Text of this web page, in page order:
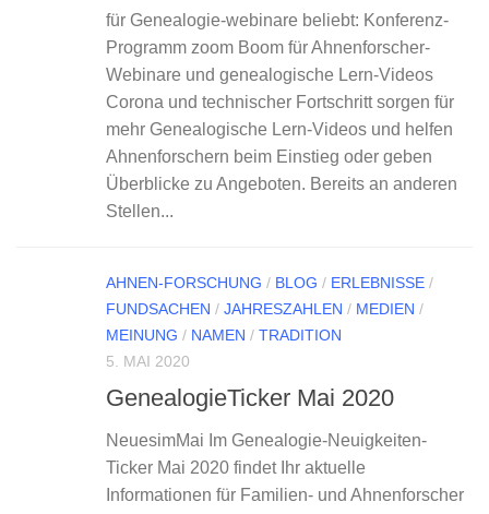
für Genealogie-webinare beliebt: Konferenz-
Programm zoom Boom für Ahnenforscher-
Webinare und genealogische Lern-Videos
Corona und technischer Fortschritt sorgen für
mehr Genealogische Lern-Videos und helfen
Ahnenforschern beim Einstieg oder geben
Überblicke zu Angeboten. Bereits an anderen
Stellen...
AHNEN-FORSCHUNG / BLOG / ERLEBNISSE /
FUNDSACHEN / JAHRESZAHLEN / MEDIEN /
MEINUNG / NAMEN / TRADITION
5. MAI 2020
GenealogieTicker Mai 2020
NeuesimMai Im Genealogie-Neuigkeiten-
Ticker Mai 2020 findet Ihr aktuelle
Informationen für Familien- und Ahnenforscher